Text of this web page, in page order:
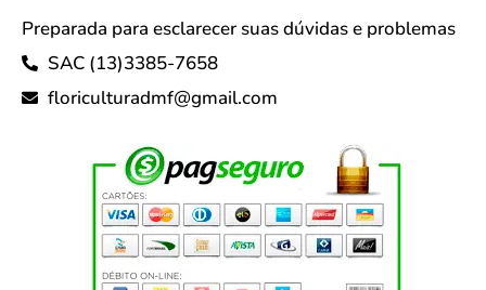
Preparada para esclarecer suas dúvidas e problemas
SAC (13)3385-7658
floriculturadmf@gmail.com